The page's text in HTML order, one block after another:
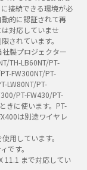
接続できる環境が必
的に認証されて再
対応していませ
されています。
製プロジェクター
TH-LB60NT/PT-
FW300NT/PT-
LW80NT/PT-
PT-FW430/PT-
きに使います。PT-
は別途ワイヤレ
用しています。
です。
11.1 まで対応してい